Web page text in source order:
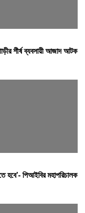
শীর্ষ ব্যবসায়ী আজাদ আটক
হবে’- পিআইবির মহাপরিচালক